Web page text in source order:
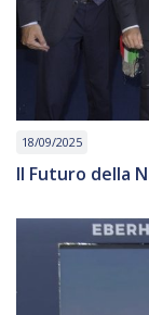
18/09/2025
Il Futuro della